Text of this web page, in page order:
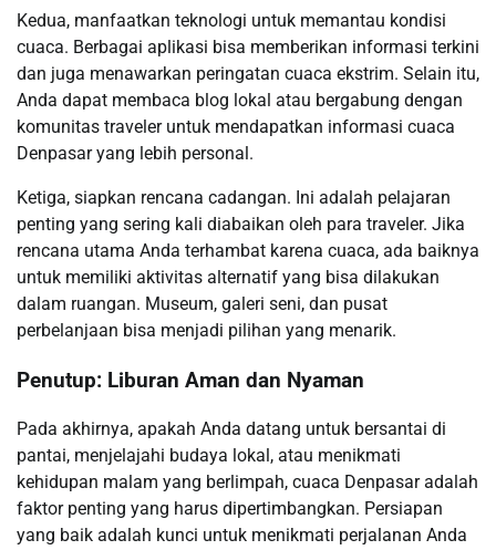
Kedua, manfaatkan teknologi untuk memantau kondisi
cuaca. Berbagai aplikasi bisa memberikan informasi terkini
dan juga menawarkan peringatan cuaca ekstrim. Selain itu,
Anda dapat membaca blog lokal atau bergabung dengan
komunitas traveler untuk mendapatkan informasi cuaca
Denpasar yang lebih personal.
Ketiga, siapkan rencana cadangan. Ini adalah pelajaran
penting yang sering kali diabaikan oleh para traveler. Jika
rencana utama Anda terhambat karena cuaca, ada baiknya
untuk memiliki aktivitas alternatif yang bisa dilakukan
dalam ruangan. Museum, galeri seni, dan pusat
perbelanjaan bisa menjadi pilihan yang menarik.
Penutup: Liburan Aman dan Nyaman
Pada akhirnya, apakah Anda datang untuk bersantai di
pantai, menjelajahi budaya lokal, atau menikmati
kehidupan malam yang berlimpah, cuaca Denpasar adalah
faktor penting yang harus dipertimbangkan. Persiapan
yang baik adalah kunci untuk menikmati perjalanan Anda